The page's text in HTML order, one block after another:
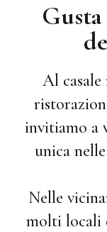
Al
invitiamo a
unica nelle
Nelle
molti locali